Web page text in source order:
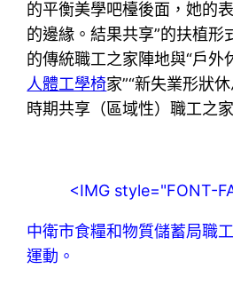
的平衡美學吧檯後面，她的
的邊緣。結果共享”的扶植形
的傳統職工之家陣地與“戶外
人體工學椅家”“新失業形狀
時期共享（區域性）職工之
<IMG style="FONT-
中衛市食糧和物質儲蓄局職
運動。